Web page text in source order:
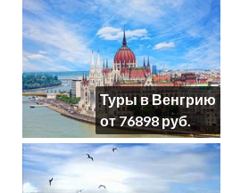
Туры в Венгрию
от 76898 руб.